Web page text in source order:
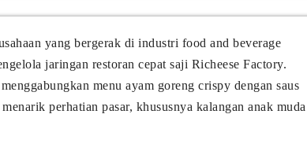
yang bergerak di industri food and beverage
jaringan restoran cepat saji Richeese Factory.
menu ayam goreng crispy dengan saus
perhatian pasar, khususnya kalangan anak muda